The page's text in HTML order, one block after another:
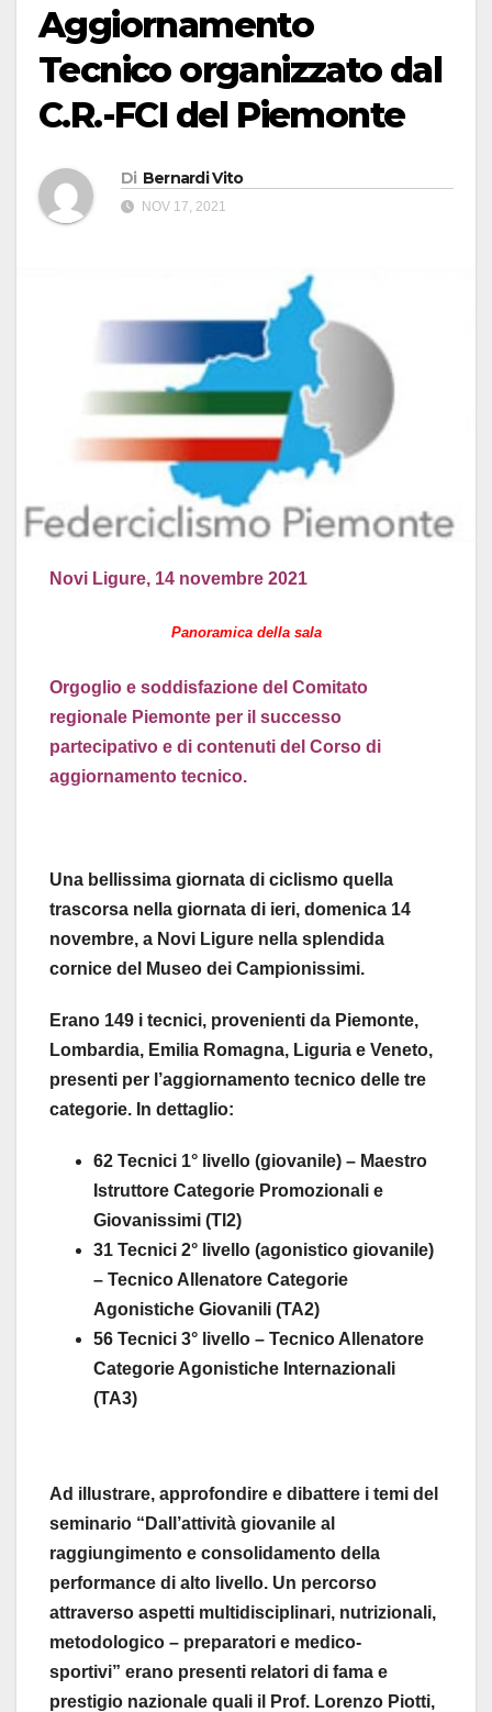
Aggiornamento
Tecnico organizzato dal
C.R.-FCI del Piemonte
Di Bernardi Vito
NOV 17, 2021
Novi Ligure, 14 novembre 2021
Panoramica della sala
Orgoglio e soddisfazione del Comitato
regionale Piemonte per il successo
partecipativo e di contenuti del Corso di
aggiornamento tecnico.
Una bellissima giornata di ciclismo quella
trascorsa nella giornata di ieri, domenica 14
novembre, a Novi Ligure nella splendida
cornice del Museo dei Campionissimi.
Erano 149 i tecnici, provenienti da Piemonte,
Lombardia, Emilia Romagna, Liguria e Veneto,
presenti per l’aggiornamento tecnico delle tre
categorie. In dettaglio:
62 Tecnici 1° livello (giovanile) – Maestro
Istruttore Categorie Promozionali e
Giovanissimi (TI2)
31 Tecnici 2° livello (agonistico giovanile)
– Tecnico Allenatore Categorie
Agonistiche Giovanili (TA2)
56 Tecnici 3° livello – Tecnico Allenatore
Categorie Agonistiche Internazionali
(TA3)
Ad illustrare, approfondire e dibattere i temi del
seminario “Dall’attività giovanile al
raggiungimento e consolidamento della
performance di alto livello. Un percorso
attraverso aspetti multidisciplinari, nutrizionali,
metodologico – preparatori e medico-
sportivi” erano presenti relatori di fama e
prestigio nazionale quali il Prof. Lorenzo Piotti,